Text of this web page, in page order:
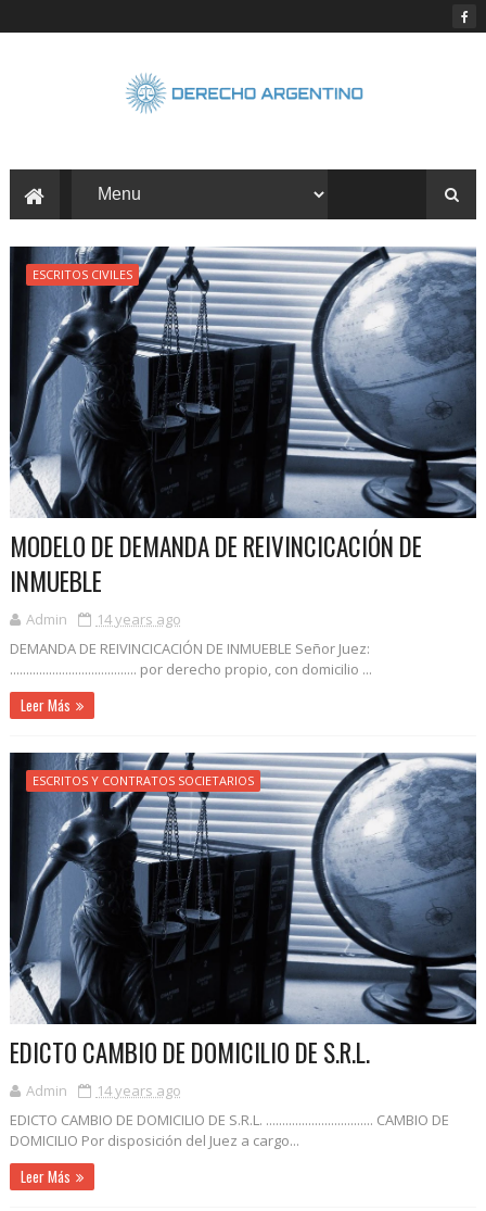
ESCRITOS CIVILES
MODELO DE DEMANDA DE REIVINCICACIÓN DE
INMUEBLE
Admin
14 years ago
DEMANDA DE REIVINCICACIÓN DE INMUEBLE Señor Juez:
....................................... por derecho propio, con domicilio ...
Leer Más
ESCRITOS Y CONTRATOS SOCIETARIOS
EDICTO CAMBIO DE DOMICILIO DE S.R.L.
Admin
14 years ago
EDICTO CAMBIO DE DOMICILIO DE S.R.L. ................................. CAMBIO DE
DOMICILIO Por disposición del Juez a cargo...
Leer Más